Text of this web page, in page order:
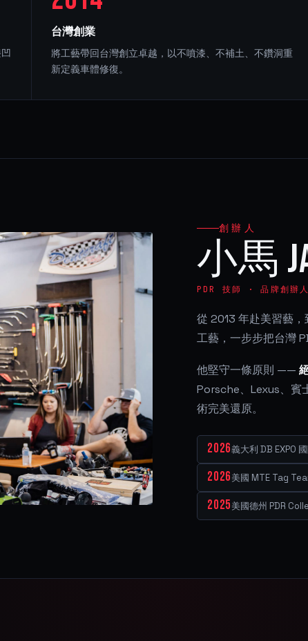
台灣創業
將工藝帶回台灣創立卓越，以不噴漆、不補土、不鑽洞重
新定義車體修復。
創辦人
小馬
PDR 技師 · 品牌創辦人
從 2013 年赴美習藝
工藝，一步步把台灣
他堅守一條原則 ——
Porsche、Lexus、賓
術完美還原。
2026義大利 DB EXPO
2026美國 MTE Tag
2025美國德州 PDR